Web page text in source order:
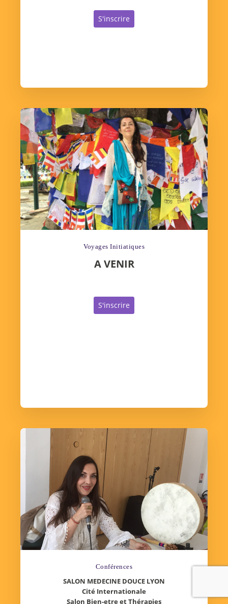
S'inscrire
Voyages Initiatiques
A VENIR
S'inscrire
Conférences
SALON MEDECINE DOUCE LYON
Cité Internationale
Salon Bien-etre et Thérapies